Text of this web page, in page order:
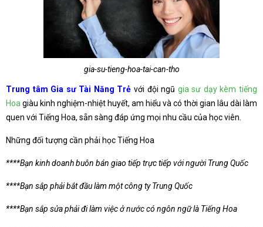
gia-su-tieng-hoa-tai-can-tho
Trung tâm Gia sư Tài Năng Trẻ với đội ngũ gia sư dạy kèm tiếng
Hoa giàu kinh nghiệm-nhiệt huyết, am hiểu và có thời gian lâu dài làm
quen với Tiếng Hoa, sẵn sàng đáp ứng mọi nhu cầu của học viên.
Những đối tượng cần phải học Tiếng Hoa
****Bạn kinh doanh buôn bán giao tiếp trực tiếp với người Trung Quốc
****Bạn sắp phải bắt đầu làm một công ty Trung Quốc
****Bạn sắp sửa phải đi làm việc ở nước có ngôn ngữ là Tiếng Hoa